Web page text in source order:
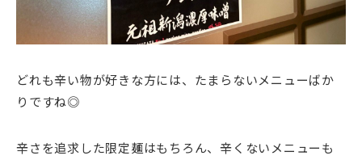
どれも辛い物が好きな方には、たまらないメニューばか
りですね◎
辛さを追求した限定麺はもちろん、辛くないメニューも